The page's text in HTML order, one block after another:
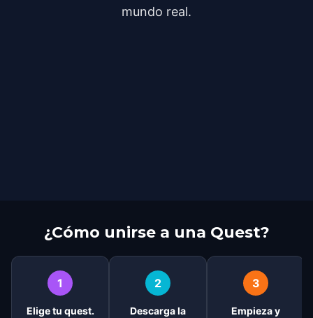
mundo real.
¿Cómo unirse a una Quest?
1
Elige tu quest.
2
Descarga la
3
Empieza y